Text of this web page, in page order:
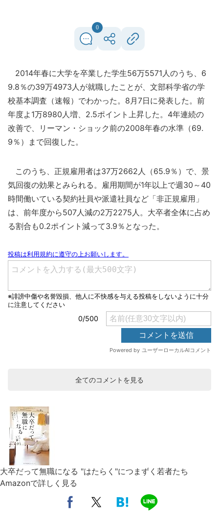
0
2014年春に大学を卒業した学生56万5571人のうち、6
9.8％の39万4973人が就職したことが、文部科学省の学
校基本調査（速報）でわかった。8月7日に発表した。前
年度よ1万8980人増、2.5ポイント上昇した。4年連続の
改善で、リーマン・ショック前の2008年春の水準（69.
9％）まで回復した。
このうち、正規雇用者は37万2662人（65.9％）で、景
気回復の効果とみられる。雇用期間が1年以上で週30～40
時間働いている契約社員や派遣社員など「非正規雇用」
は、前年度から507人減の2万2275人。大卒者全体に占め
る割合も0.2ポイント減って3.9％となった。
全てのコメントを見る
大卒だって無職になる "はたらく"につまずく若者たち
Amazonで詳しく見る